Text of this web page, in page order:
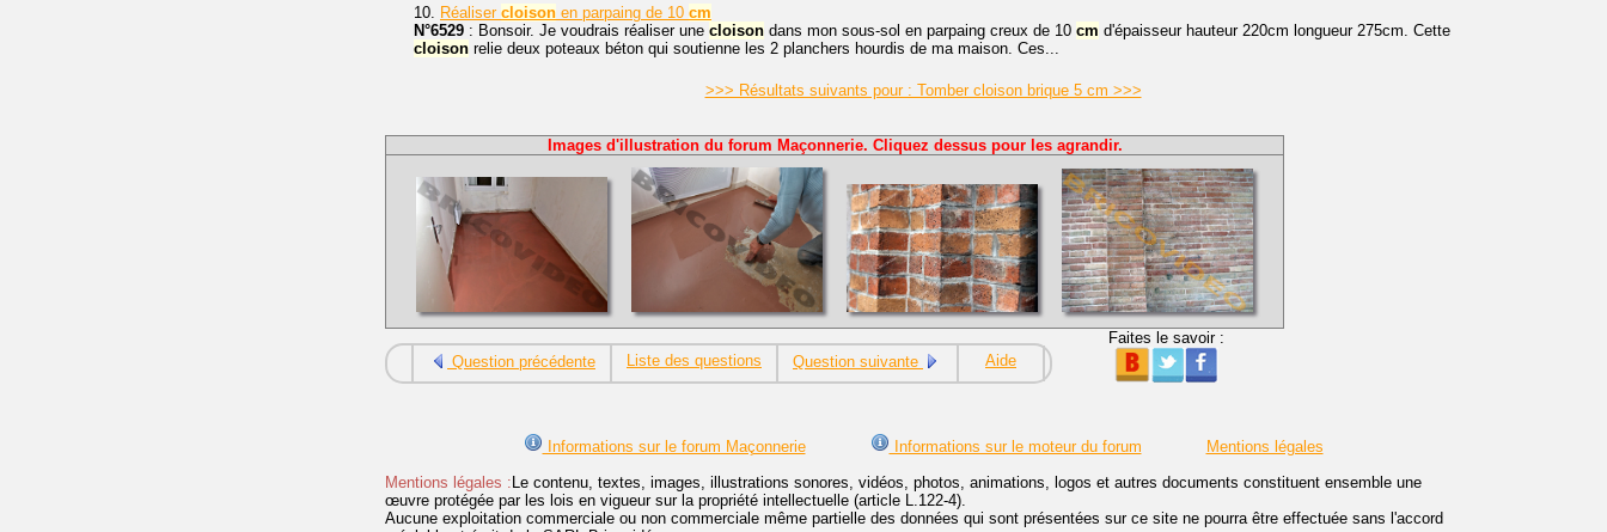
10. Réaliser cloison en parpaing de 10 cm
N°6529 : Bonsoir. Je voudrais réaliser une cloison dans mon sous-sol en parpaing creux de 10 cm d'épaisseur hauteur 220cm longueur 275cm. Cette
cloison relie deux poteaux béton qui soutienne les 2 planchers hourdis de ma maison. Ces...
>>> Résultats suivants pour : Tomber cloison brique 5 cm >>>
Images d'illustration du forum Maçonnerie. Cliquez dessus pour les agrandir.
Question précédente Liste des questions Question suivante Aide
Faites le savoir :
Informations sur le forum Maçonnerie Informations sur le moteur du forum
Mentions légales
Mentions légales : Le contenu, textes, images, illustrations sonores, vidéos, photos, animations, logos et autres documents constituent ensemble une
œuvre protégée par les lois en vigueur sur la propriété intellectuelle (article L.122-4).
Aucune exploitation commerciale ou non commerciale même partielle des données qui sont présentées sur ce site ne pourra être effectuée sans l'accord